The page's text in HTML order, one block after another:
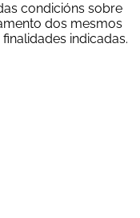
condicións sobre
dos mesmos
indicadas.